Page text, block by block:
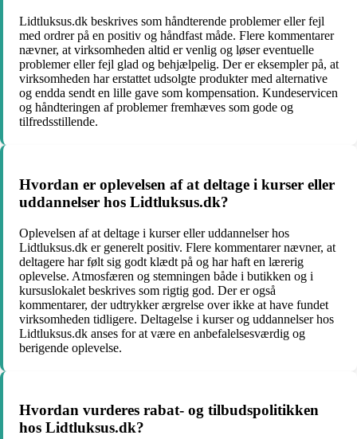
Lidtluksus.dk beskrives som håndterende problemer eller fejl
med ordrer på en positiv og håndfast måde. Flere kommentarer
nævner, at virksomheden altid er venlig og løser eventuelle
problemer eller fejl glad og behjælpelig. Der er eksempler på, at
virksomheden har erstattet udsolgte produkter med alternative
og endda sendt en lille gave som kompensation. Kundeservicen
og håndteringen af problemer fremhæves som gode og
tilfredsstillende.
Hvordan er oplevelsen af at deltage i kurser eller
uddannelser hos Lidtluksus.dk?
Oplevelsen af at deltage i kurser eller uddannelser hos
Lidtluksus.dk er generelt positiv. Flere kommentarer nævner, at
deltagere har følt sig godt klædt på og har haft en lærerig
oplevelse. Atmosfæren og stemningen både i butikken og i
kursuslokalet beskrives som rigtig god. Der er også
kommentarer, der udtrykker ærgrelse over ikke at have fundet
virksomheden tidligere. Deltagelse i kurser og uddannelser hos
Lidtluksus.dk anses for at være en anbefalelsesværdig og
berigende oplevelse.
Hvordan vurderes rabat- og tilbudspolitikken
hos Lidtluksus.dk?